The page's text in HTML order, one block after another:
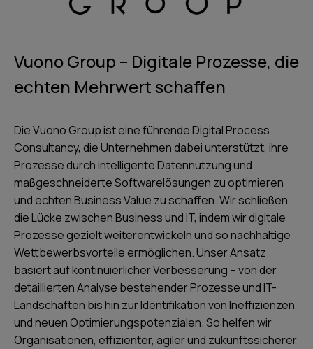
Vuono Group – Digitale Prozesse, die
echten Mehrwert schaffen
Die Vuono Group ist eine führende Digital Process
Consultancy, die Unternehmen dabei unterstützt, ihre
Prozesse durch intelligente Datennutzung und
maßgeschneiderte Softwarelösungen zu optimieren
und echten Business Value zu schaffen. Wir schließen
die Lücke zwischen Business und IT, indem wir digitale
Prozesse gezielt weiterentwickeln und so nachhaltige
Wettbewerbsvorteile ermöglichen. Unser Ansatz
basiert auf kontinuierlicher Verbesserung – von der
detaillierten Analyse bestehender Prozesse und IT-
Landschaften bis hin zur Identifikation von Ineffizienzen
und neuen Optimierungspotenzialen. So helfen wir
Organisationen, effizienter, agiler und zukunftssicherer